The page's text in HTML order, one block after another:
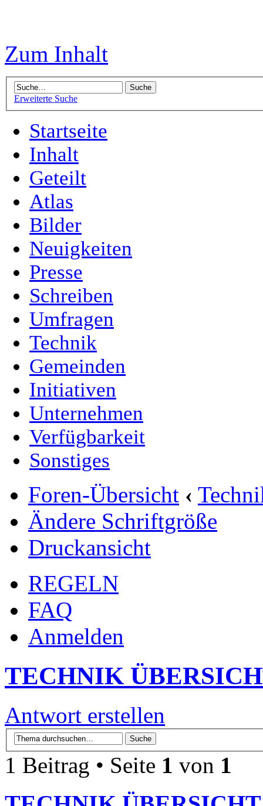
Zum Inhalt
Erweiterte Suche
Startseite
Inhalt
Geteilt
Atlas
Bilder
Neuigkeiten
Presse
Schreiben
Umfragen
Technik
Gemeinden
Initiativen
Unternehmen
Verfügbarkeit
Sonstiges
Foren-Übersicht ‹
Ändere Schriftgröße
Druckansicht
REGELN
FAQ
Anmelden
TECHNIK
Antwort erstellen
1 Beitrag • Seite 1 von 1